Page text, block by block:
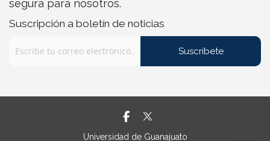
segura para nosotros.
Suscripción a boletín de noticias
Suscríbete
Universidad de Guanajuato